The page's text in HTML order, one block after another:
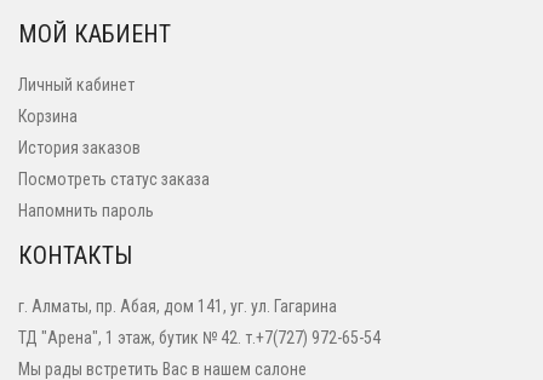
МОЙ КАБИЕНТ
Личный кабинет
Корзина
История заказов
Посмотреть статус заказа
Напомнить пароль
КОНТАКТЫ
г. Алматы, пр. Абая, дом 141, уг. ул. Гагарина
ТД "Арена", 1 этаж, бутик № 42. т.+7(727) 972-65-54
Мы рады встретить Вас в нашем салоне